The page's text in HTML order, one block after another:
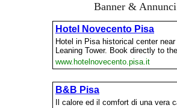
Banner & Annunci